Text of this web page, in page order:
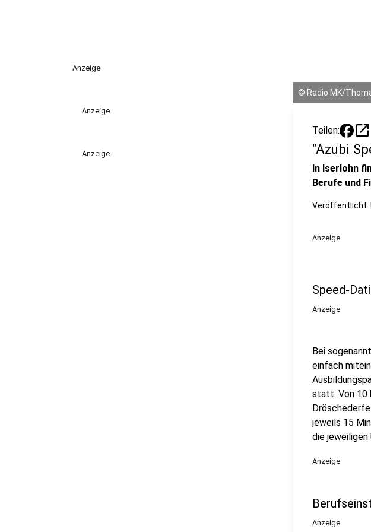
Anzeige
Anzeige
Anzeige
© Radio MK/
Teilen: open_in_new
"Azubi
In Iserlohn
Berufe und
Veröffentlicht:
Anzeige
Speed-
Anzeige
Bei
einfach
statt. Von 10
jeweils 15
die jeweiligen
Anzeige
Anzeige